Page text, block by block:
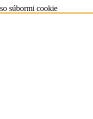
súbormi cookie